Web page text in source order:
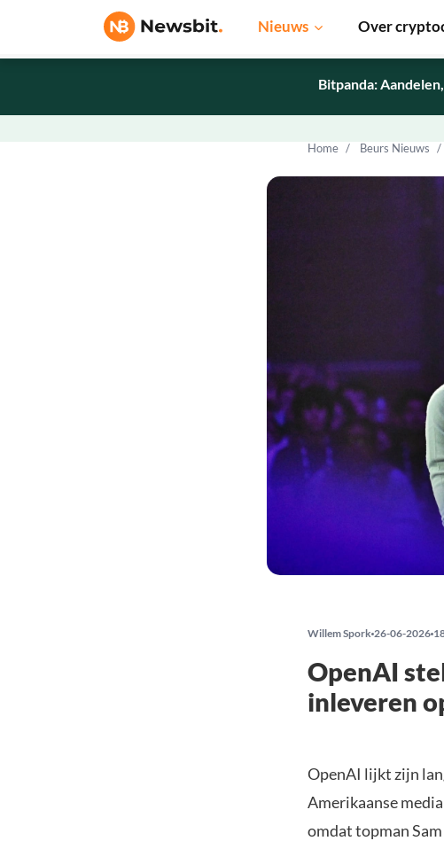
Nieuws Over
Home Beurs Nieuws
Bitpanda:
Willem Spork 26-06-2026
OpenAI
inleveren
OpenAI lijkt zijn
Amerikaanse
omdat topman